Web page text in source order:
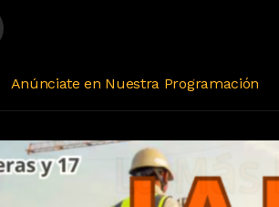
con El Tío Mau
- Can't Fight This Feeling
Anúnciate en Nuestra Programación